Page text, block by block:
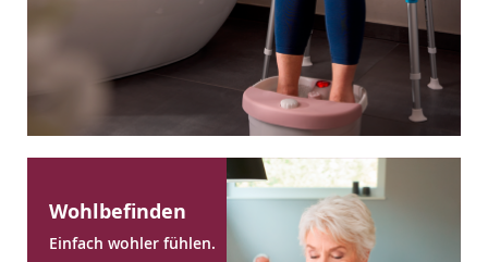
Wohlbefinden
Einfach wohler fühlen.